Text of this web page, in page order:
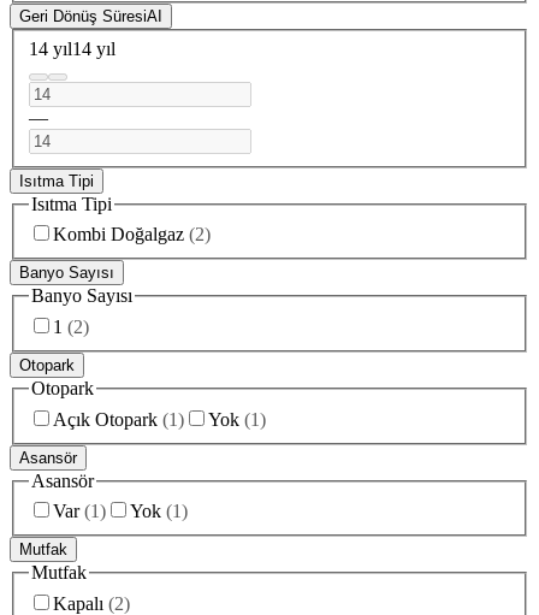
Geri Dönüş SüresiAI
14 yıl14 yıl
—
Isıtma Tipi
Isıtma Tipi
Kombi Doğalgaz (2)
Banyo Sayısı
Banyo Sayısı
1 (2)
Otopark
Otopark
Açık Otopark (1) Yok (1)
Asansör
Asansör
Var (1) Yok (1)
Mutfak
Mutfak
Kapalı (2)